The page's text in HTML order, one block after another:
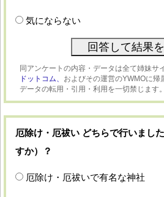
気にならない
同アンケートの内容・データは全て姉妹サ
ドットコム、 およびその運営のYWMOに帰
データの転用・引用・利用を一切禁じます。
厄除け・厄祓い どちらで行いまし
すか）？
厄除け・厄祓いで有名な神社